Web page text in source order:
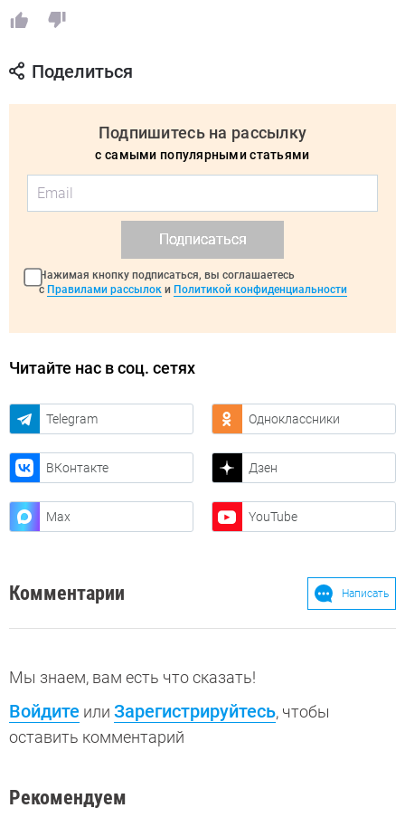
Поделиться
Подпишитесь на рассылку
с самыми популярными статьями
Подписаться
Нажимая кнопку подписаться, вы соглашаетесь
с Правилами рассылок и Политикой конфиденциальности
Читайте нас в соц. сетях
Telegram Одноклассники
ВКонтакте Дзен
Max YouTube
Комментарии Написать
Мы знаем, вам есть что сказать!
Войдите или Зарегистрируйтесь, чтобы
оставить комментарий
Рекомендуем